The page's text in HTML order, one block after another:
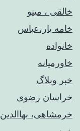
خالقی ، مینو
خامه یار،عباس
خانواده
خاورمیانه
خبر وبلاگ
خراسان رضوی
خرمشاهی، بهاالدین